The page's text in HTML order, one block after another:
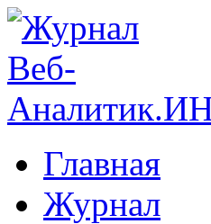
Главная
Журнал